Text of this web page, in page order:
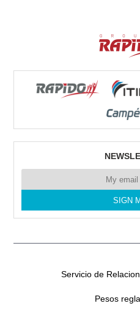
Tel. 0034 672469100
RENT CAMPERS GRAN
Poligono Industrial Arinaga.
35118 Arinaga
RENT CAMPER SL
Servicio de
Pesos